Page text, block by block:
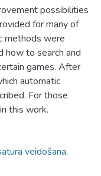
possibilities
for many of
methods were
how to search and
games. After
automatic
For those
this work.
veidošana,